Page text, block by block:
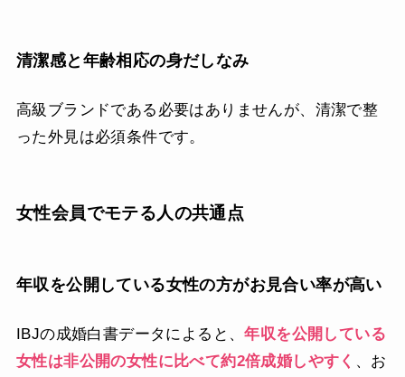
清潔感と年齢相応の身だしなみ
高級ブランドである必要はありませんが、清潔で整
った外見は必須条件です。
女性会員でモテる人の共通点
年収を公開している女性の方がお見合い率が高い
IBJの成婚白書データによると、年収を公開している
女性は非公開の女性に比べて約2倍成婚しやすく 、お